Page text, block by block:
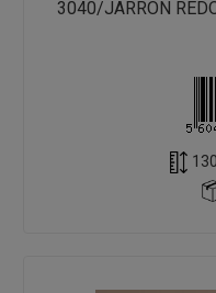
3040/JARRÓN